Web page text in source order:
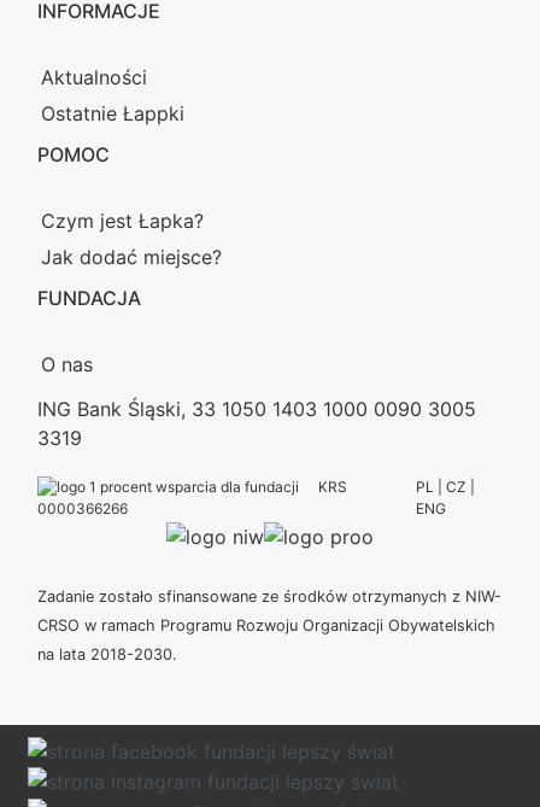
INFORMACJE
Aktualności
Ostatnie Łappki
POMOC
Czym jest Łapka?
Jak dodać miejsce?
FUNDACJA
O nas
ING Bank Śląski, 33 1050 1403 1000 0090 3005
3319
KRS
0000366266
PL | CZ |
ENG
Zadanie zostało sfinansowane ze środków otrzymanych z NIW-
CRSO w ramach Programu Rozwoju Organizacji Obywatelskich
na lata 2018-2030.